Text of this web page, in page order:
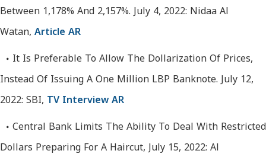
Between 1,178% And 2,157%. July 4, 2022: Nidaa Al
Watan,Article AR
It Is Preferable To Allow The Dollarization Of Prices,
Instead Of Issuing A One Million LBP Banknote. July 12,
2022: SBI, TV Interview AR
Central Bank Limits The Ability To Deal With Restricted
Dollars Preparing For A Haircut, July 15, 2022: Al